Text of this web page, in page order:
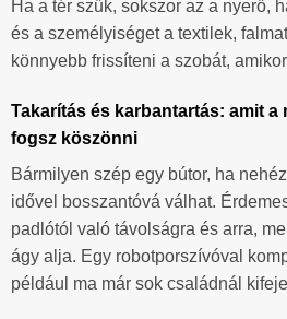
Ha a tér szűk, sokszor az a nyerő,
és a személyiséget a textilek,
könnyebb frissíteni a szobát,
Takarítás és karbantartás: amit
fogsz köszönni
Bármilyen szép egy bútor, ha
idővel bosszantóvá válhat.
padlótól való távolságra és arra,
ágy alja. Egy robotporszívóval
például ma már sok családnál